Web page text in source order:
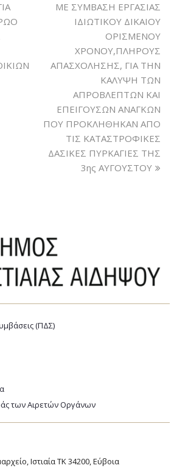
ΜΕ ΣΥΜΒΑΣΗ ΕΡΓΑΣΙΑΣ
ΙΔΙΩΤΙΚΟΥ ΔΙΚΑΙΟΥ
ΟΡΙΣΜΕΝΟΥ
ΧΡΟΝΟΥ,ΠΛΗΡΟΥΣ
ΑΠΑΣΧΟΛΗΣΗΣ, ΓΙΑ ΤΗΝ
ΚΑΛΥΨΗ ΤΩΝ
ΑΠΡΟΒΛΕΠΤΩΝ ΚΑΙ
ΕΠΕΙΓΟΥΣΩΝ ΑΝΑΓΚΩΝ
ΠΟΥ ΠΡΟΚΛΗΘΗΚΑΝ ΑΠΟ
ΤΙΣ ΚΑΤΑΣΤΡΟΦΙΚΕΣ
ΔΑΣΙΚΕΣ ΠΥΡΚΑΓΙΕΣ ΤΗΣ
3ης ΑΥΓΟΥΣΤΟΥ
(ΠΔΣ)
των Αιρετών Οργάνων
Ιστιαία ΤΚ 34200, Εύβοια